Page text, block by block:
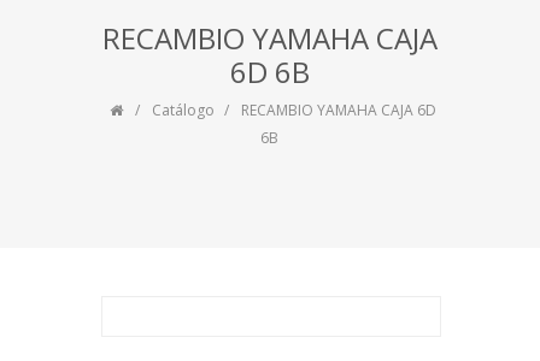
RECAMBIO YAMAHA CAJA
6D 6B
Catálogo
RECAMBIO YAMAHA CAJA 6D
6B